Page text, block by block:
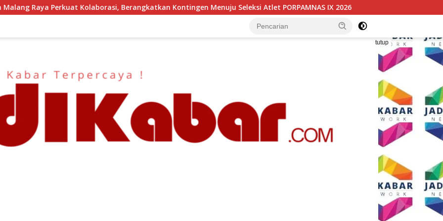
Kontingen Menuju Seleksi Atlet PORPAMNAS IX 2026 Wali Kota Malang Paparkan Model Pembangunan
tutup